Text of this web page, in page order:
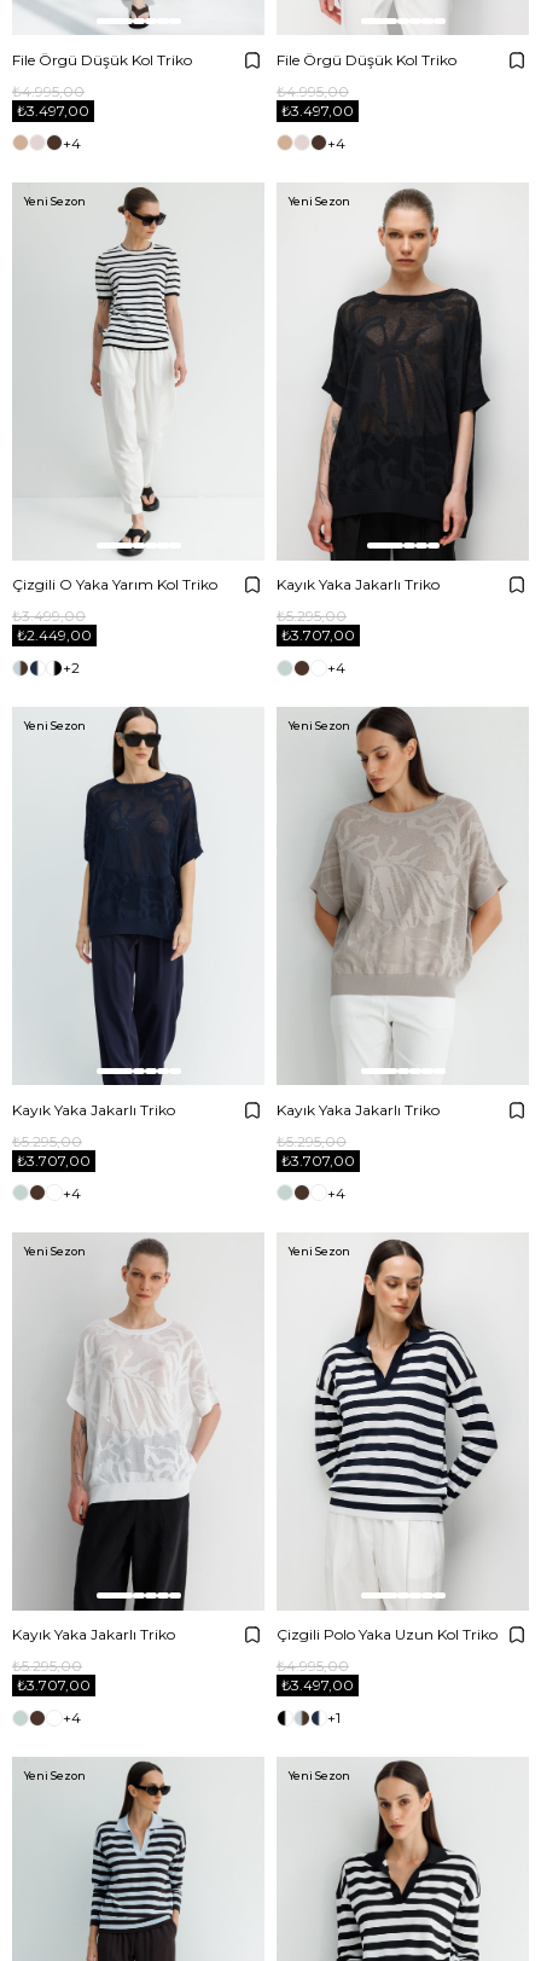
File Örgü Düşük Kol Triko
₺3.497,00
₺4.995,00
+4
File Örgü Düşük Kol Triko
₺3.497,00
₺4.995,00
+4
Çizgili O Yaka Yarım Kol Triko
₺2.449,00
₺3.499,00
+2
Yeni Sezon
Kayık Yaka Jakarlı Triko
₺3.707,00
₺5.295,00
+4
Yeni Sezon
Kayık Yaka Jakarlı Triko
₺3.707,00
₺5.295,00
+4
Yeni Sezon
Kayık Yaka Jakarlı Triko
₺3.707,00
₺5.295,00
+4
Yeni Sezon
Kayık Yaka Jakarlı Triko
₺3.707,00
₺5.295,00
+4
Yeni Sezon
Çizgili Polo Yaka Uzun Kol Triko
₺3.497,00
₺4.995,00
+1
Yeni Sezon
Yeni Sezon Yeni Sezon